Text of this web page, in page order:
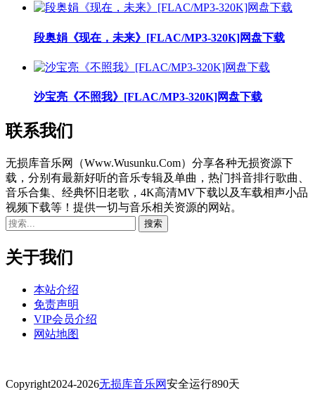
段奥娟《现在，未来》[FLAC/MP3-320K]网盘下载
沙宝亮《不照我》[FLAC/MP3-320K]网盘下载
联系我们
无损库音乐网（Www.Wusunku.Com）分享各种无损资源下
载，分别有最新好听的音乐专辑及单曲，热门抖音排行歌曲、
音乐合集、经典怀旧老歌，4K高清MV下载以及车载相声小品
视频下载等！提供一切与音乐相关资源的网站。
关于我们
本站介绍
免责声明
VIP会员介绍
网站地图
Copyright2024-2026无损库音乐网安全运行890天